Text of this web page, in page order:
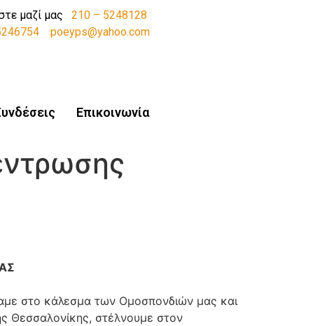
μαζί μας 210 – 5248128
poeyps@yahoo.com
Επικοινωνία
στο κάλεσμα των Ομοσπονδιών μας και
Θεσσαλονίκης, στέλνουμε στον